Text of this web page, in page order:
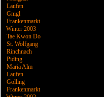
Laufen
Gnigl
Frankenmarkt
Winter 2003
Tae Kwon Do
St. Wolfgang
Rinchnach
Piding
Maria Alm
Laufen
Golling
Frankenmarkt